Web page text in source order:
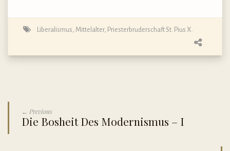
Liberalismus Mittelalter, Priesterbruderschaft St. Pius X.
← Previous
Die Bosheit Des Modernismus – I